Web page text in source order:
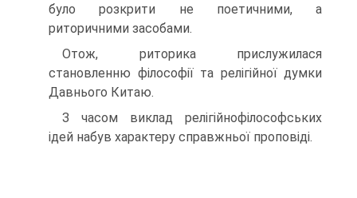
було розкрити не поетичними, а
риторичними засобами.
Отож, риторика прислужилася
становленню філософії та релігійної думки
Давнього Китаю.
З часом виклад релігійнофілософських
ідей набув характеру справжньої проповіді.